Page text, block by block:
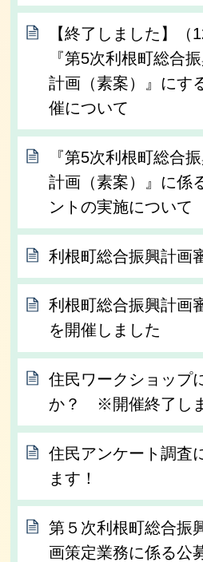
【終了しました】（
『第5次利根町総合
計画（素案）』にす
催について
『第5次利根町総合
計画（素案）』に係
ントの実施について
利根町総合振興計画
利根町総合振興計画
を開催しました
住民ワークショップ
か？ ※開催終了し
住民アンケート調査
ます！
第５次利根町総合振
画策定業務に係る公